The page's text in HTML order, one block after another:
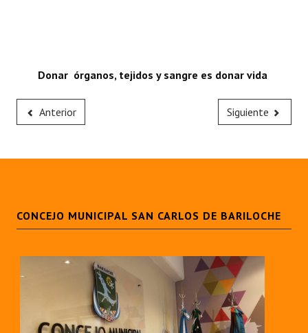
Donar órganos, tejidos y sangre es donar vida
Anterior Siguiente
CONCEJO MUNICIPAL SAN CARLOS DE BARILOCHE